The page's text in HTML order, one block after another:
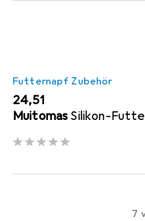
Futternapf Zubehör
EUR
24,51
Muitomas Silikon-
7